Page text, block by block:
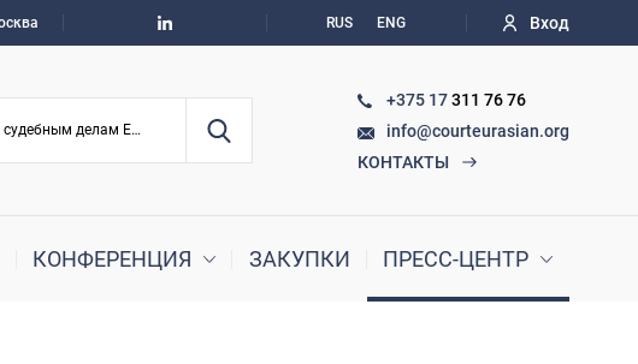
RUS ENG Вход
По судебным делам ЕАЭС
+375 17311 76 76
info@courteurasian.org
КОНТАКТЫ
КОНФЕРЕНЦИЯ ЗАКУПКИ ПРЕСС-ЦЕНТР